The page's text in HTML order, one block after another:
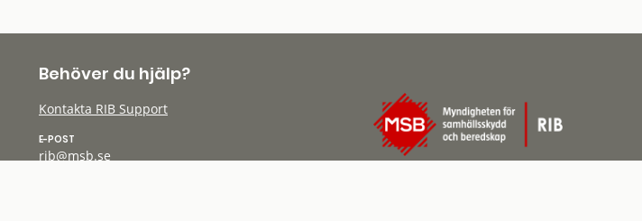
Behöver du hjälp?
Kontakta RIB Support
E-POST
rib@msb.se